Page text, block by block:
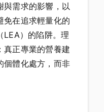
與需求的影響，以
免在追求輕量化的
LEA）的陷阱。理
真正專業的營養建
個體化處方，而非